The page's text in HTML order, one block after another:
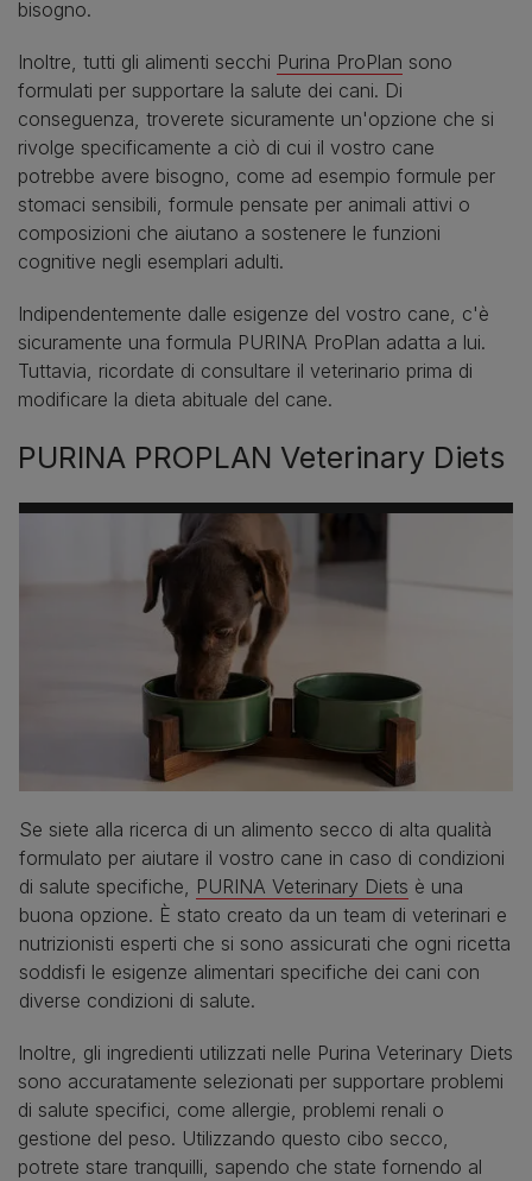
bisogno.
Inoltre, tutti gli alimenti secchi Purina ProPlan sono
formulati per supportare la salute dei cani. Di
conseguenza, troverete sicuramente un'opzione che si
rivolge specificamente a ciò di cui il vostro cane
potrebbe avere bisogno, come ad esempio formule per
stomaci sensibili, formule pensate per animali attivi o
composizioni che aiutano a sostenere le funzioni
cognitive negli esemplari adulti.
Indipendentemente dalle esigenze del vostro cane, c'è
sicuramente una formula PURINA ProPlan adatta a lui.
Tuttavia, ricordate di consultare il veterinario prima di
modificare la dieta abituale del cane.
PURINA PROPLAN Veterinary Diets
Se siete alla ricerca di un alimento secco di alta qualità
formulato per aiutare il vostro cane in caso di condizioni
di salute specifiche, PURINA Veterinary Diets è una
buona opzione. È stato creato da un team di veterinari e
nutrizionisti esperti che si sono assicurati che ogni ricetta
soddisfi le esigenze alimentari specifiche dei cani con
diverse condizioni di salute.
Inoltre, gli ingredienti utilizzati nelle Purina Veterinary Diets
sono accuratamente selezionati per supportare problemi
di salute specifici, come allergie, problemi renali o
gestione del peso. Utilizzando questo cibo secco,
potrete stare tranquilli, sapendo che state fornendo al